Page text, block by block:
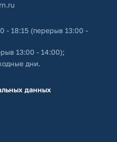
- 18:15 (перерыв 13:00 -
13:00 - 14:00);
дни.
данных